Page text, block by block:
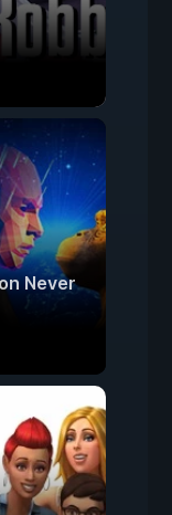
Never